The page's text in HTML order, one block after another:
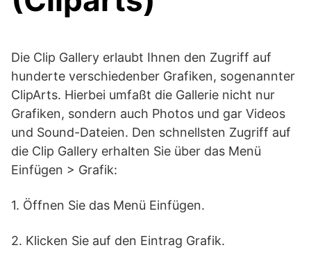
Die Clip Gallery erlaubt Ihnen den Zugriff auf
hunderte verschiedenber Grafiken, sogenannter
ClipArts. Hierbei umfaßt die Gallerie nicht nur
Grafiken, sondern auch Photos und gar Videos
und Sound-Dateien. Den schnellsten Zugriff auf
die Clip Gallery erhalten Sie über das Menü
Einfügen > Grafik:
1. Öffnen Sie das Menü Einfügen.
2. Klicken Sie auf den Eintrag Grafik.